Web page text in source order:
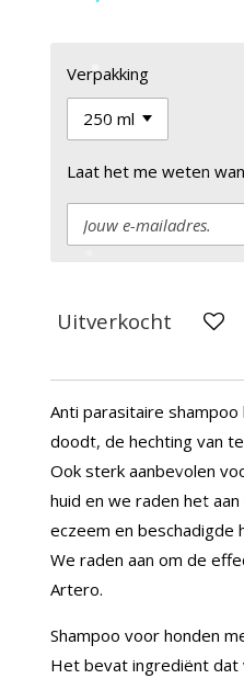
Verpakking
Laat het me weten
Uitverkocht
Anti parasitaire
doodt, de hechting van
Ook sterk aanbevolen
huid en we raden het
eczeem en beschadigde
We raden aan om de
Artero.
Shampoo voor honden
Het bevat ingrediënt dat